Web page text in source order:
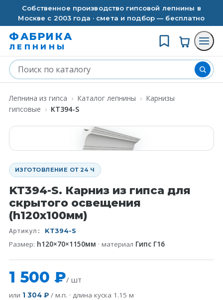
Собственное производство гипсовой лепнины в
Москве с 2003 года · смета и подбор — бесплатно
ФАБРИКА
ЛЕПНИНЫ
Лепнина из гипса › Каталог лепнины › Карнизы
гипсовые › KT394-S
ИЗГОТОВЛЕНИЕ ОТ 24 Ч
KT394-S. Карниз из гипса для
скрытого освещения
(h120x100мм)
Артикул: KT394-S
Размер: h120×70×1150мм · материал Гипс Г16
1 500 ₽/ шт
или 1 304 ₽ / м.п. · длина куска 1.15 м